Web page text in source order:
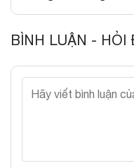
BÌNH LUẬN - HỎI